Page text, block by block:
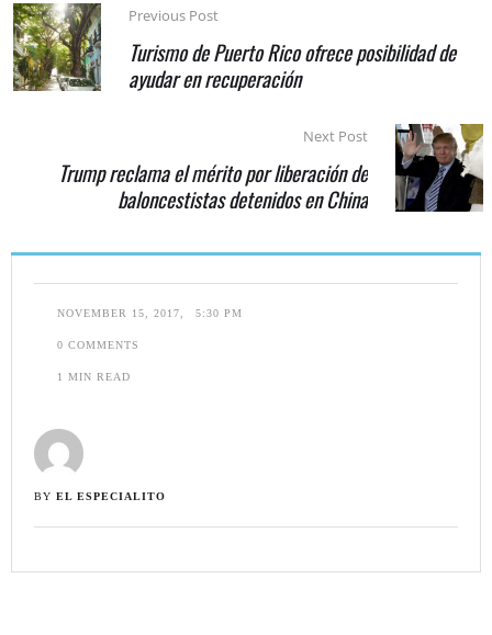
NOVEMBER 15, 2017 5:30 PM
0 COMMENTS
1 MIN READ
BY EL ESPECIALITO
Previous Post
Turismo de Puerto Rico ofrece posibilidad de
ayudar en recuperación
Next Post
Trump reclama el mérito por liberación de
baloncestistas detenidos en China